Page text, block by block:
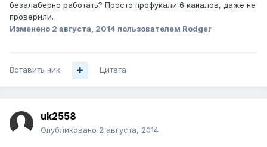
безалаберно работать? Просто профукали 6 каналов, даже не
проверили.
Изменено 2 августа, 2014 пользователем Rodger
Вставить ник Цитата
uk2558
Опубликовано 2 августа, 2014